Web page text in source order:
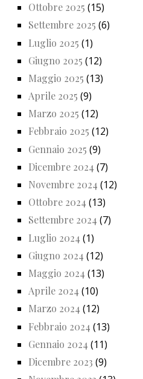
Ottobre 2025 (15)
Settembre 2025 (6)
Luglio 2025 (1)
Giugno 2025 (12)
Maggio 2025 (13)
Aprile 2025 (9)
Marzo 2025 (12)
Febbraio 2025 (12)
Gennaio 2025 (9)
Dicembre 2024 (7)
Novembre 2024 (12)
Ottobre 2024 (13)
Settembre 2024 (7)
Luglio 2024 (1)
Giugno 2024 (12)
Maggio 2024 (13)
Aprile 2024 (10)
Marzo 2024 (12)
Febbraio 2024 (13)
Gennaio 2024 (11)
Dicembre 2023 (9)